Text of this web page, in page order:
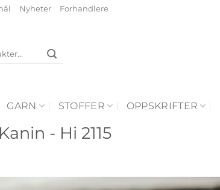
Nyheter Forhandlere
GARN STOFFER OPPSKRIFTER
- Hi 2115